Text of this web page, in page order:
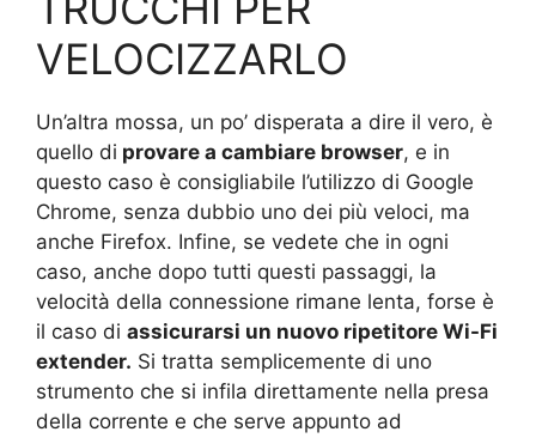
VELOCIZZARLO
Un’altra mossa, un po’ disperata a dire il vero, è
quello di provare a cambiare browser, e in
questo caso è consigliabile l’utilizzo di Google
Chrome, senza dubbio uno dei più veloci, ma
anche Firefox. Infine, se vedete che in ogni
caso, anche dopo tutti questi passaggi, la
velocità della connessione rimane lenta, forse è
il caso di assicurarsi un nuovo ripetitore Wi-Fi
extender. Si tratta semplicemente di uno
strumento che si infila direttamente nella presa
della corrente e che serve appunto ad